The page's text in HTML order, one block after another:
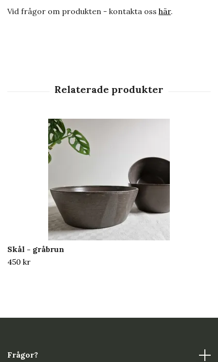
Vid frågor om produkten - kontakta oss här.
Skål - gråbrun
450 kr
Frågor?